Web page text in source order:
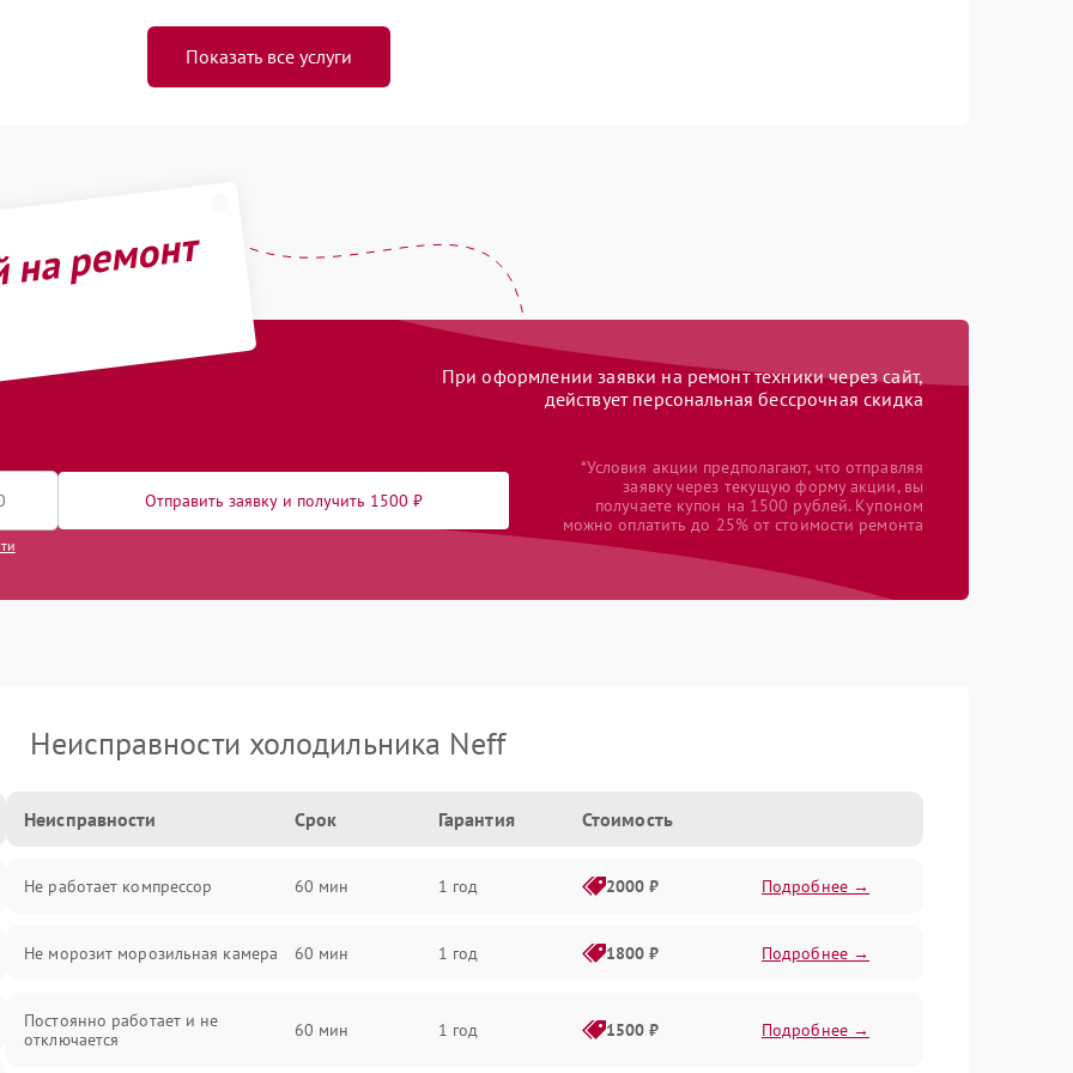
Показать все услуги
ремонт
При оформлении заявки на ремонт техники через сайт,
действует персональная бессрочная скидка
Отправить заявку и получить 1500 ₽
*Условия акции предполагают, что отправляя
заявку через текущую форму акции, вы
получаете купон на 1500 рублей. Купоном
можно оплатить до 25% от стоимости ремонта
Неисправности холодильника Neff
Неисправности Срок Гарантия Стоимость
Не работает компрессор 60 мин 1 год 2000 ₽ Подробнее →
Не морозит морозильная камера 60 мин 1 год 1800 ₽ Подробнее →
Постоянно работает и не
отключается
60 мин 1 год 1500 ₽ Подробнее →